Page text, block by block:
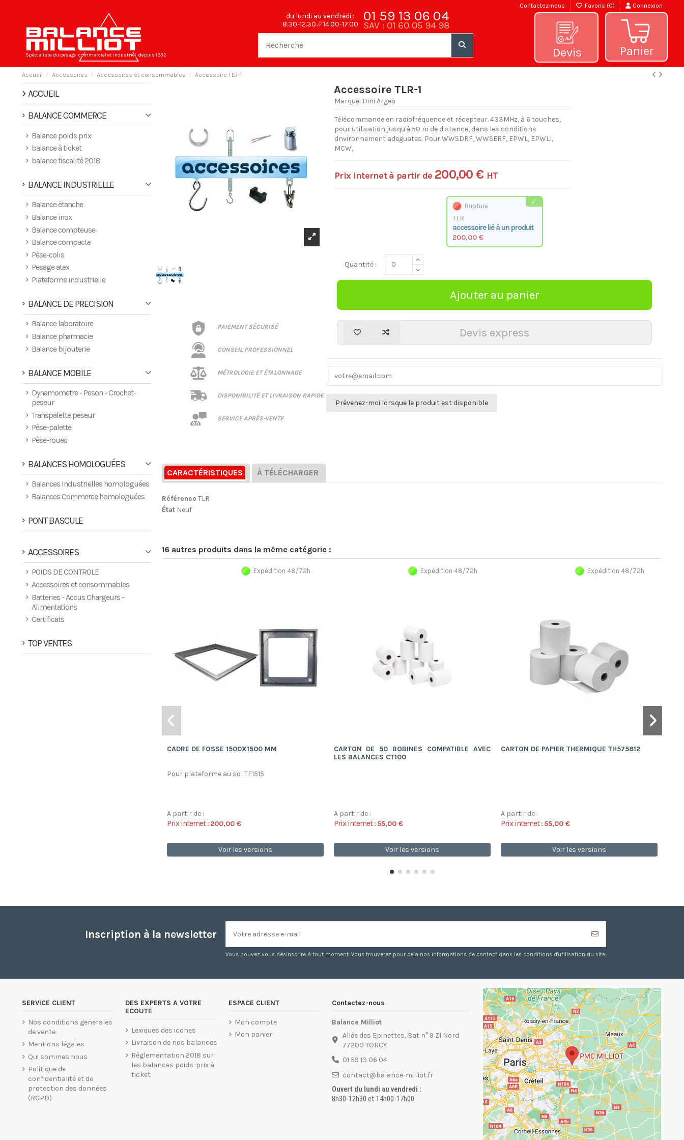
Contactez-nous Favoris (0) Connexion
Spécialiste du pesage commercial et industriel depuis 1932
01 59 13 06 04
SAV : 01 60 05 94 98
du lundi au vendredi :
8.30-12.30 ⁄⁄ 14.00-17.00
Devis Panier
Accueil Accessoires Accessoires et consommables Accessoire TLR-1
PAIEMENT SÉCURISÉ
CONSEIL PROFESSIONNEL
MÉTROLOGIE ET ÉTALONNAGE
DISPONIBILITÉ ET LIVRAISON RAPIDE
SERVICE APRÈS-VENTE
Accessoire TLR-1
Marque: Dini Argeo
Télécommande en radiofréquence et récepteur. 433MHz, à 6 touches,
pour utilisation jusqu'à 50 m de distance, dans les conditions
dnvironnement adeguates. Pour WWSDRF, WWSERF, EPWL, EPWLI,
MCW,
Prix internet à partir de 200,00 € HT
TLR
accessoire lié à un produit
200,00 €
Rupture
Quantité :
CARACTÉRISTIQUES À TÉLÉCHARGER
Référence TLR
État Neuf
16 autres produits dans la même catégorie :
CADRE DE FOSSE 1500X1500 MM
Pour plateforme au sol TF1515
Expédition 48/72h
A partir de :
Prix internet : 200,00 €
Voir les versions
CARTON DE 50 BOBINES COMPATIBLE AVEC
LES BALANCES CT100
Expédition 48/72h
A partir de :
Prix internet : 55,00 €
Voir les versions
CARTON DE PAPIER THERMIQUE TH575812
Expédition 48/72h
A partir de :
Prix internet : 55,00 €
Voir les versions
ACCUEIL
BALANCE COMMERCE
Balance poids prix
balance à ticket
balance fiscalité 2018
BALANCE INDUSTRIELLE
Balance étanche
Balance inox
Balance compteuse
Balance compacte
Pèse-colis
Pesage atex
Plateforme industrielle
BALANCE DE PRECISION
Balance laboratoire
Balance pharmacie
Balance bijouterie
BALANCE MOBILE
Dynamometre - Peson - Crochet-
peseur
Transpalette peseur
Pèse-palette
Pèse-roues
BALANCES HOMOLOGUÉES
Balances Industrielles homologuées
Balances Commerce homologuées
PONT BASCULE
ACCESSOIRES
POIDS DE CONTROLE
Accessoires et consommables
Batteries - Accus Chargeurs -
Alimentations
Certificats
TOP VENTES
Inscription à la newsletter
Vous pouvez vous désinscrire à tout moment. Vous trouverez pour cela nos informations de contact dans les conditions d'utilisation du site.
SERVICE CLIENT
Nos conditions generales
de vente
Mentions légales
Qui sommes nous
Politique de
confidentialité et de
protection des données
(RGPD)
DES EXPERTS A VOTRE
ECOUTE
Lexiques des icones
Livraison de nos balances
Réglementation 2018 sur
les balances poids-prix à
ticket
ESPACE CLIENT
Mon compte
Mon panier
Contactez-nous
Balance Milliot
Allée des Epinettes, Bat n° 9 ZI Nord
77200 TORCY
01 59 13 06 04
contact@balance-milliot.fr
Ouvert du lundi au vendredi :
8h30-12h30 et 14h00-17h00